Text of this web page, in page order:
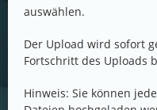
auswählen.
Der Upload wird sofort
Fortschritt des Uploads
Hinweis: Sie können